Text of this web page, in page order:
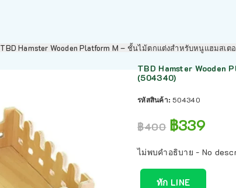
TBD Hamster Wooden Platform M – ชั้นไม้ตกแต่งสำหรับหนูแฮมสเ
TBD Hamster Wooden
(504340)
รหัสสินค้า: 504340
฿400 ฿339
ไม่พบคำอธิบาย - No
ทัก LINE